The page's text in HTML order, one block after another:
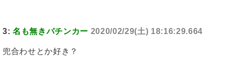
3: 名も無きパチンカー 2020/02/29(土) 18:16:29.664
兜合わせとか好き？